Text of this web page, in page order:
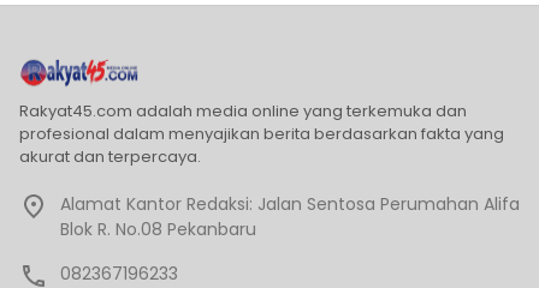
Rakyat45.com adalah media online yang terkemuka dan
profesional dalam menyajikan berita berdasarkan fakta yang
akurat dan terpercaya.
Alamat Kantor Redaksi: Jalan Sentosa Perumahan Alifa
Blok R. No.08 Pekanbaru
082367196233